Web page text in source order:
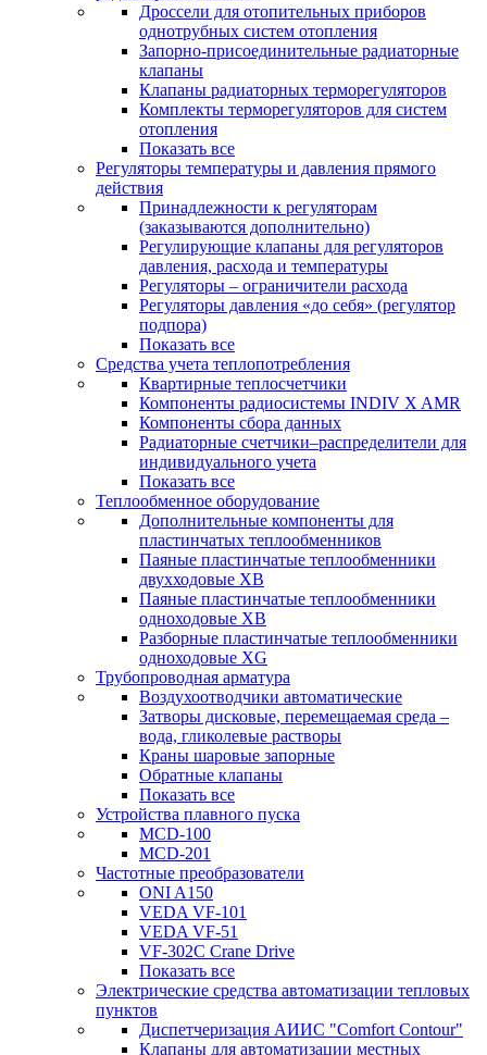
Дроссели для отопительных приборов
однотрубных систем отопления
Запорно-присоединительные радиаторные
клапаны
Клапаны радиаторных терморегуляторов
Комплекты терморегуляторов для систем
отопления
Показать все
Регуляторы температуры и давления прямого
действия
Принадлежности к регуляторам
(заказываются дополнительно)
Регулирующие клапаны для регуляторов
давления, расхода и температуры
Регуляторы – ограничители расхода
Регуляторы давления «до себя» (регулятор
подпора)
Показать все
Средства учета теплопотребления
Квартирные теплосчетчики
Компоненты радиосистемы INDIV X AMR
Компоненты сбора данных
Радиаторные счетчики–распределители для
индивидуального учета
Показать все
Теплообменное оборудование
Дополнительные компоненты для
пластинчатых теплообменников
Паяные пластинчатые теплообменники
двухходовые XB
Паяные пластинчатые теплообменники
одноходовые ХВ
Разборные пластинчатые теплообменники
одноходовые ХG
Трубопроводная арматура
Воздухоотводчики автоматические
Затворы дисковые, перемещаемая среда –
вода, гликолевые растворы
Краны шаровые запорные
Обратные клапаны
Показать все
Устройства плавного пуска
MCD-100
MCD-201
Частотные преобразователи
ONI A150
VEDA VF-101
VEDA VF-51
VF-302C Crane Drive
Показать все
Электрические средства автоматизации тепловых
пунктов
Диспетчеризация АИИС "Comfort Contour"
Клапаны для автоматизации местных